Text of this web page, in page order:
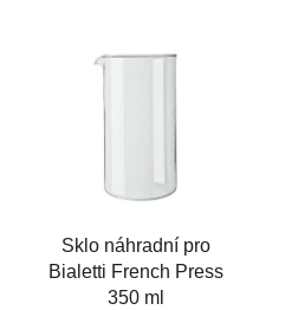
Sklo náhradní pro
Bialetti French Press
350 ml